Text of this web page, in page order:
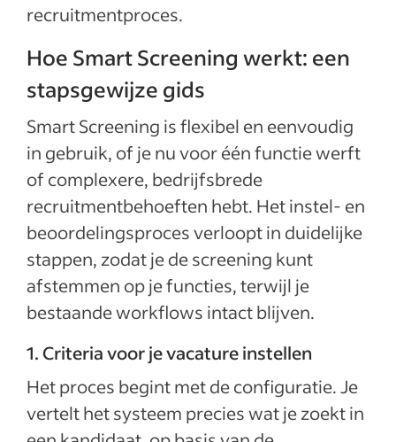
recruitmentproces.
Hoe Smart Screening werkt: een
stapsgewijze gids
Smart Screening is flexibel en eenvoudig
in gebruik, of je nu voor één functie werft
of complexere, bedrijfsbrede
recruitmentbehoeften hebt. Het instel- en
beoordelingsproces verloopt in duidelijke
stappen, zodat je de screening kunt
afstemmen op je functies, terwijl je
bestaande workflows intact blijven.
1. Criteria voor je vacature instellen
Het proces begint met de configuratie. Je
vertelt het systeem precies wat je zoekt in